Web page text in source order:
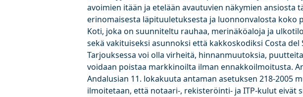
avoimien itään ja etelään avautuvien näkymien ansiosta
erinomaisesta läpituuletuksesta ja luonnonvalosta koko
Koti, joka on suunniteltu rauhaa, merinäköaloja ja
sekä vakituiseksi asunnoksi että kakkoskodiksi Costa del
Tarjouksessa voi olla virheitä, hinnanmuutoksia,
voidaan poistaa markkinoilta ilman ennakkoilmoitusta.
Andalusian 11. lokakuuta antaman asetuksen 218-2005
ilmoitetaan, että notaari-, rekisteröinti- ja ITP-kulut eivät